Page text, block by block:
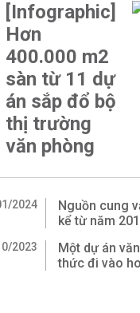
[Infographic]
Hơn
400.000 m2
sàn từ 11 dự
án sắp đổ bộ
thị trường
văn phòng
2024
Nguồn cung
kể từ năm
2023
Một dự án
thức đi vào